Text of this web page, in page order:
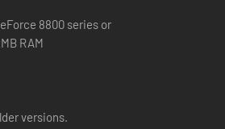
8800 series or
RAM
versions.